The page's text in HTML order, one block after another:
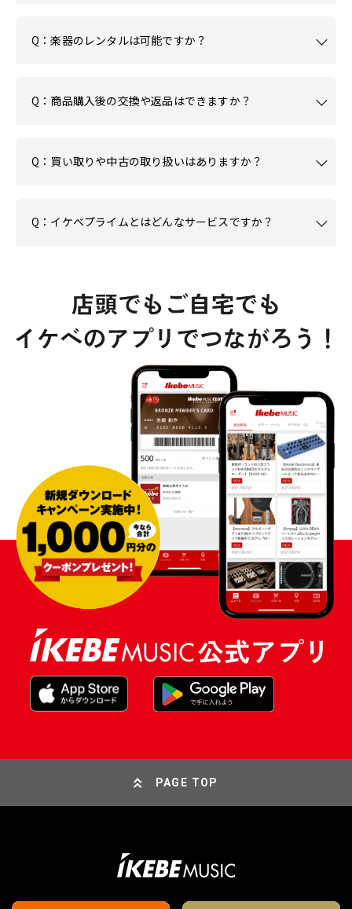
Q：楽器のレンタルは可能ですか？
Q：商品購入後の交換や返品はできますか？
Q：買い取りや中古の取り扱いはありますか？
Q：イケベプライムとはどんなサービスですか？
PAGE TOP